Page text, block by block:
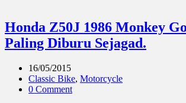
Honda Z50J 1986 Monkey
Paling Diburu Sejagad.
16/05/2015
Classic Bike, Motorcycle
0 Comment